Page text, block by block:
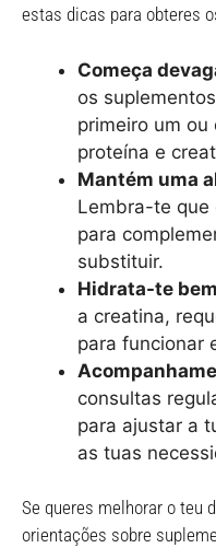
estas dicas para obteres
Começa
os
primeiro um
proteína e
Mantém uma
Lembra-te que
para
substituir.
Hidrata-te
a creatina,
para funcionar
consultas
para ajustar a
as tuas
Se queres melhorar o teu
orientações sobre